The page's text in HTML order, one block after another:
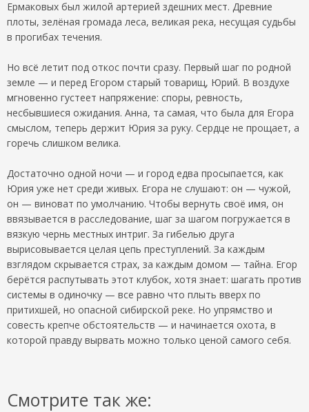
Ермаковых был жилой артерией здешних мест. Древние
плоты, зелёная громада леса, великая река, несущая судьбы
в прогибах течения.
Но всё летит под откос почти сразу. Первый шаг по родной
земле — и перед Егором старый товарищ, Юрий. В воздухе
мгновенно густеет напряжение: споры, ревность,
несбывшиеся ожидания. Анна, та самая, что была для Егора
смыслом, теперь держит Юрия за руку. Сердце не прощает, а
горечь слишком велика.
Достаточно одной ночи — и город едва просыпается, как
Юрия уже нет среди живых. Егора не слушают: он — чужой,
он — виноват по умолчанию. Чтобы вернуть своё имя, он
ввязывается в расследование, шаг за шагом погружается в
вязкую чернь местных интриг. За гибелью друга
вырисовывается целая цепь преступлений. За каждым
взглядом скрывается страх, за каждым домом — тайна. Егор
берётся распутывать этот клубок, хотя знает: шагать против
системы в одиночку — все равно что плыть вверх по
притихшей, но опасной сибирской реке. Но упрямство и
совесть крепче обстоятельств — и начинается охота, в
которой правду вырвать можно только ценой самого себя.
Смотрите так же: